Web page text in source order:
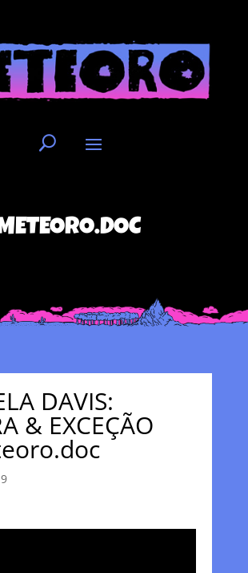
DAVIS:
& EXCEÇÃO